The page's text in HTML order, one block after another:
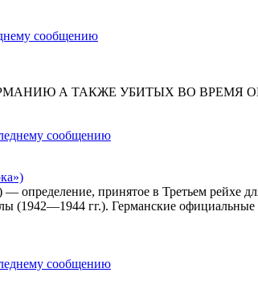
А ТАКЖЕ УБИТЫХ ВО ВРЕМЯ
определение, принятое в Третьем рейхе
(1942—1944 гг.). Германские